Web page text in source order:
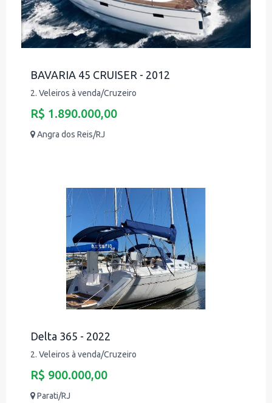
BAVARIA 45 CRUISER - 2012
2. Veleiros à venda/Cruzeiro
R$ 1.890.000,00
Angra dos Reis/RJ
Delta 365 - 2022
2. Veleiros à venda/Cruzeiro
R$ 900.000,00
Parati/RJ